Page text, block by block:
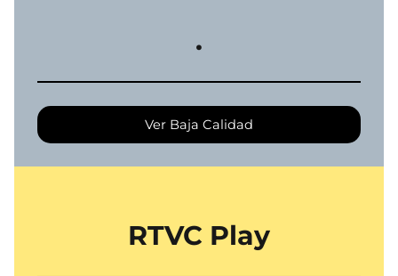
.
Ver Baja Calidad
RTVC Play